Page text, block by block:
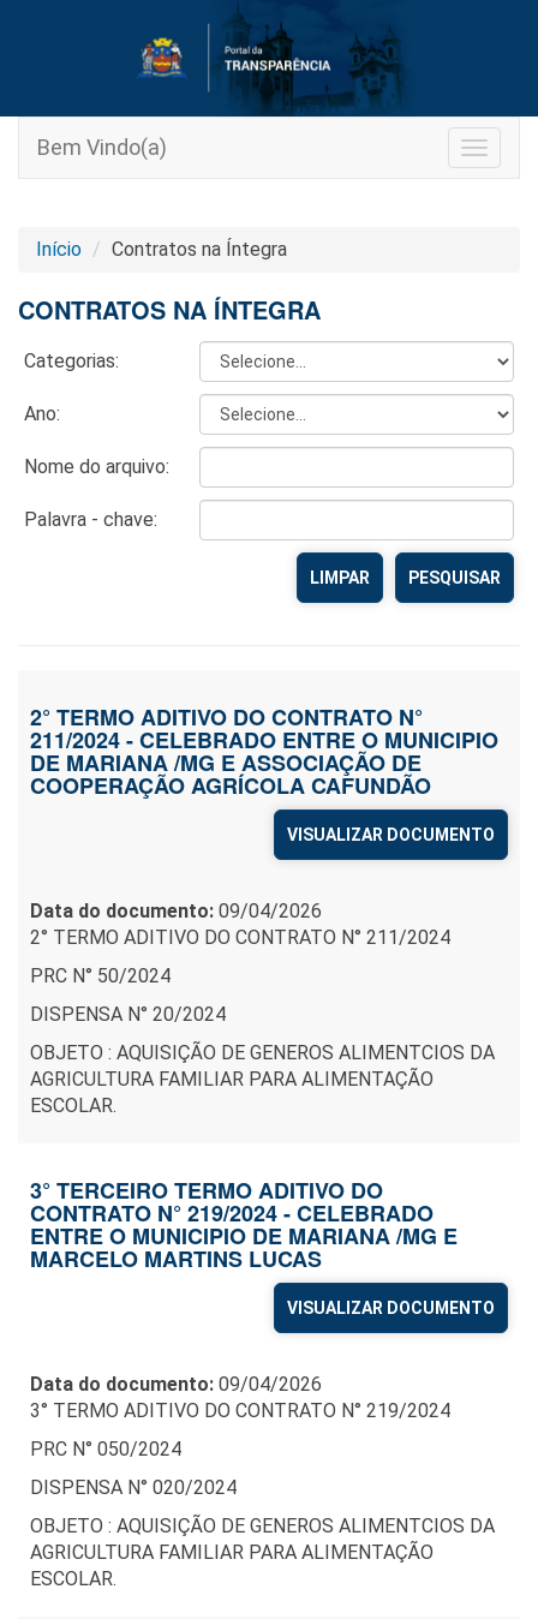
Toggle
Bem Vindo(a)
Início Contratos na Íntegra
CONTRATOS NA ÍNTEGRA
Categorias:
Ano:
Nome do arquivo:
Palavra - chave:
LIMPAR
2° TERMO ADITIVO DO CONTRATO N°
211/2024 - CELEBRADO ENTRE O MUNICIPIO
DE MARIANA /MG E ASSOCIAÇÃO DE
COOPERAÇÃO AGRÍCOLA CAFUNDÃO
VISUALIZAR DOCUMENTO
Data do documento: 09/04/2026
2° TERMO ADITIVO DO CONTRATO N° 211/2024
PRC N° 50/2024
DISPENSA N° 20/2024
OBJETO : AQUISIÇÃO DE GENEROS ALIMENTCIOS DA
AGRICULTURA FAMILIAR PARA ALIMENTAÇÃO
ESCOLAR.
3° TERCEIRO TERMO ADITIVO DO
CONTRATO N° 219/2024 - CELEBRADO
ENTRE O MUNICIPIO DE MARIANA /MG E
MARCELO MARTINS LUCAS
VISUALIZAR DOCUMENTO
Data do documento: 09/04/2026
3° TERMO ADITIVO DO CONTRATO N° 219/2024
PRC N° 050/2024
DISPENSA N° 020/2024
OBJETO : AQUISIÇÃO DE GENEROS ALIMENTCIOS DA
AGRICULTURA FAMILIAR PARA ALIMENTAÇÃO
ESCOLAR.